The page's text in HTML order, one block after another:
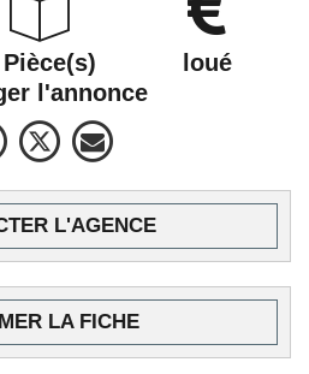
loué
l'annonce
L'AGENCE
LA FICHE